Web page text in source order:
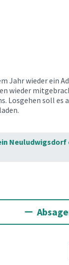
Jahr wieder ein
wieder
Losgehen soll es
Neuludwigsdorf